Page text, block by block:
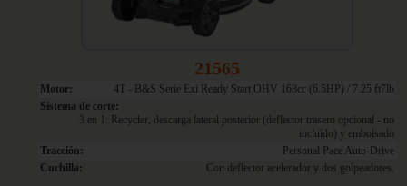
21565
Motor:
4T - B&S Serie Exi Ready Start OHV 163cc (6.5HP) / 7.25 ft7lb
Sistema de corte:
3 en 1: Recycler, descarga lateral posterior (deflector trasero opcional - no
incluído) y embolsado
Tracción:
Personal Pace Auto-Drive
Cuchilla:
Con deflector acelerador y dos golpeadores.